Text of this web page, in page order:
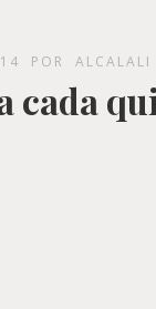
POR ALCALALI
cada